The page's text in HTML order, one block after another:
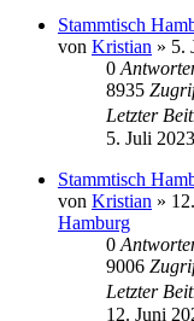
Stammtisch
von Kristian » 5.
0
8935
Letzter
5. Juli
Stammtisch
von Kristian »
Hamburg
0
9006
Letzter
12. Juni